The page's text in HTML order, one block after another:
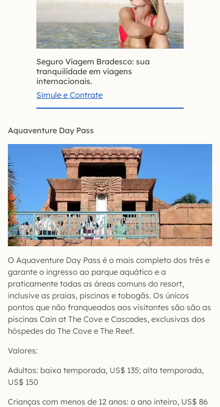
Seguro Viagem Bradesco: sua
tranquilidade em viagens
internacionais.
Simule e Contrate
Aquaventure Day Pass
O Aquaventure Day Pass é o mais completo dos três e
garante o ingresso ao parque aquático e a
praticamente todas as áreas comuns do resort,
inclusive as praias, piscinas e tobogãs. Os únicos
pontos que não franqueados aos visitantes são são as
piscinas Cain at The Cove e Cascades, exclusivas dos
hóspedes do The Cove e The Reef.
Valores:
Adultos: baixa temporada, US$ 135; alta temporada,
US$ 150
Crianças com menos de 12 anos: o ano inteiro, US$ 86